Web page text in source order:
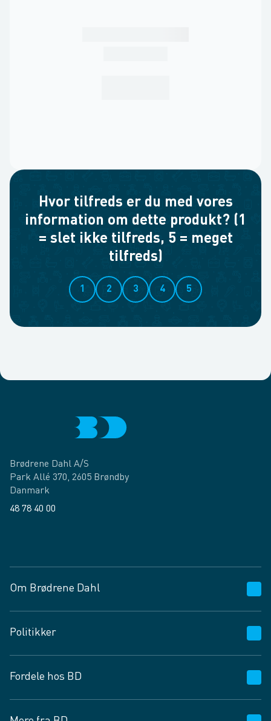
Hvor tilfreds er du med vores
information om dette produkt? (1
= slet ikke tilfreds, 5 = meget
tilfreds)
1 2 3 4 5
Brødrene Dahl A/S
Park Allé 370, 2605 Brøndby
Danmark
48 78 40 00
Om Brødrene Dahl
Vagttelefon 30 10 89 89
Spørgsmål og svar
Job og karriere
Fødevarekontrolrapport
Politikker
Privatlivspolitik
Cookies
Fordele hos BD